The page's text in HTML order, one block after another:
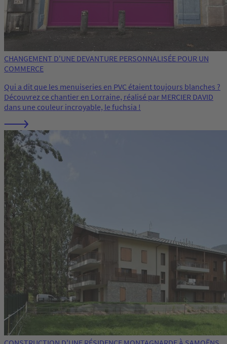
CHANGEMENT D'UNE DEVANTURE PERSONNALISÉE POUR UN
COMMERCE
Qui a dit que les menuiseries en PVC étaient toujours blanches ?
Découvrez ce chantier en Lorraine, réalisé par MERCIER DAVID
dans une couleur incroyable, le fuchsia !